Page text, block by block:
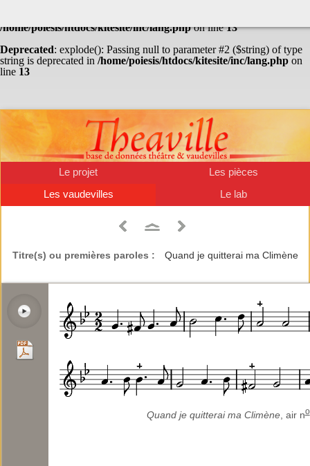
/home/poiesis/htdocs/kitesite/inc/lang.phpon line13
Deprecated: explode(): Passing null to parameter #2 ($string) of type
string is deprecated in /home/poiesis/htdocs/kitesite/inc/lang.php on
line 13
Le projet
Les pièces
Les vaudevilles
Le lab
Titre(s) ou premières paroles : Quand je quitterai ma Climène
Quand je quitterai ma Climène, air no